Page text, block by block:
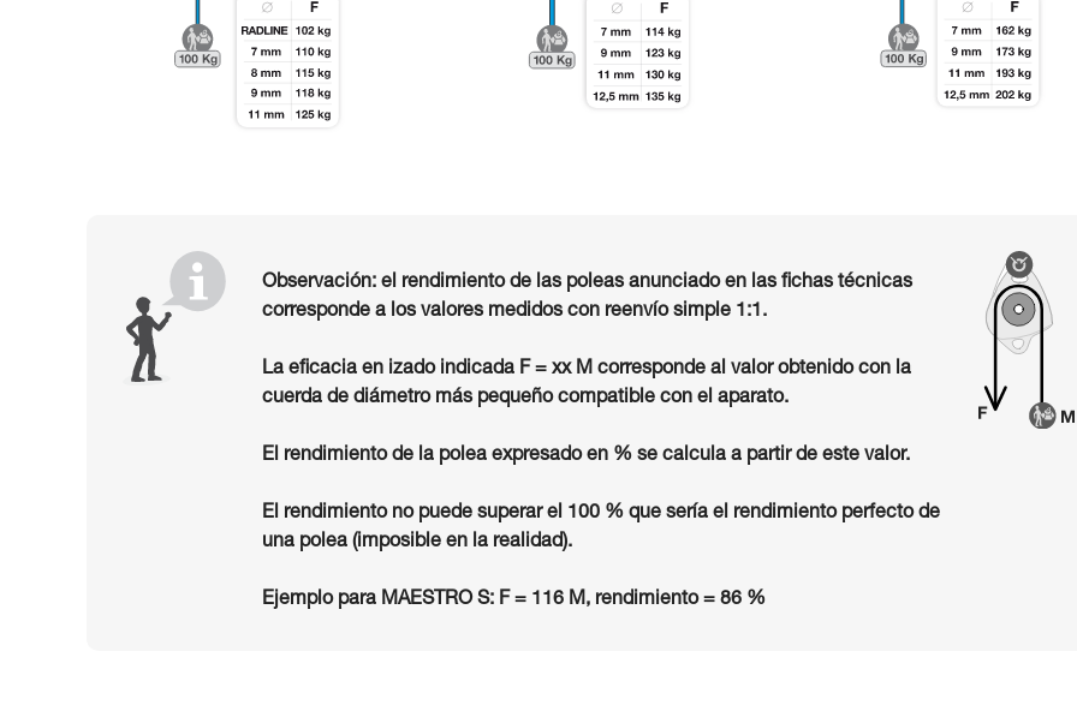
Observación: el rendimiento de las poleas anunciado en las fichas técnicas
corresponde a los valores medidos con reenvío simple 1:1.
La eficacia en izado indicada F = xx M corresponde al valor obtenido con la
cuerda de diámetro más pequeño compatible con el aparato.
El rendimiento de la polea expresado en % se calcula a partir de este valor.
El rendimiento no puede superar el 100 % que sería el rendimiento perfecto de
una polea (imposible en la realidad).
Ejemplo para MAESTRO S: F = 116 M, rendimiento = 86 %